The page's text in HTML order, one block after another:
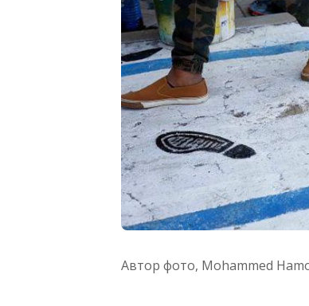
Автор фото, Mohammed